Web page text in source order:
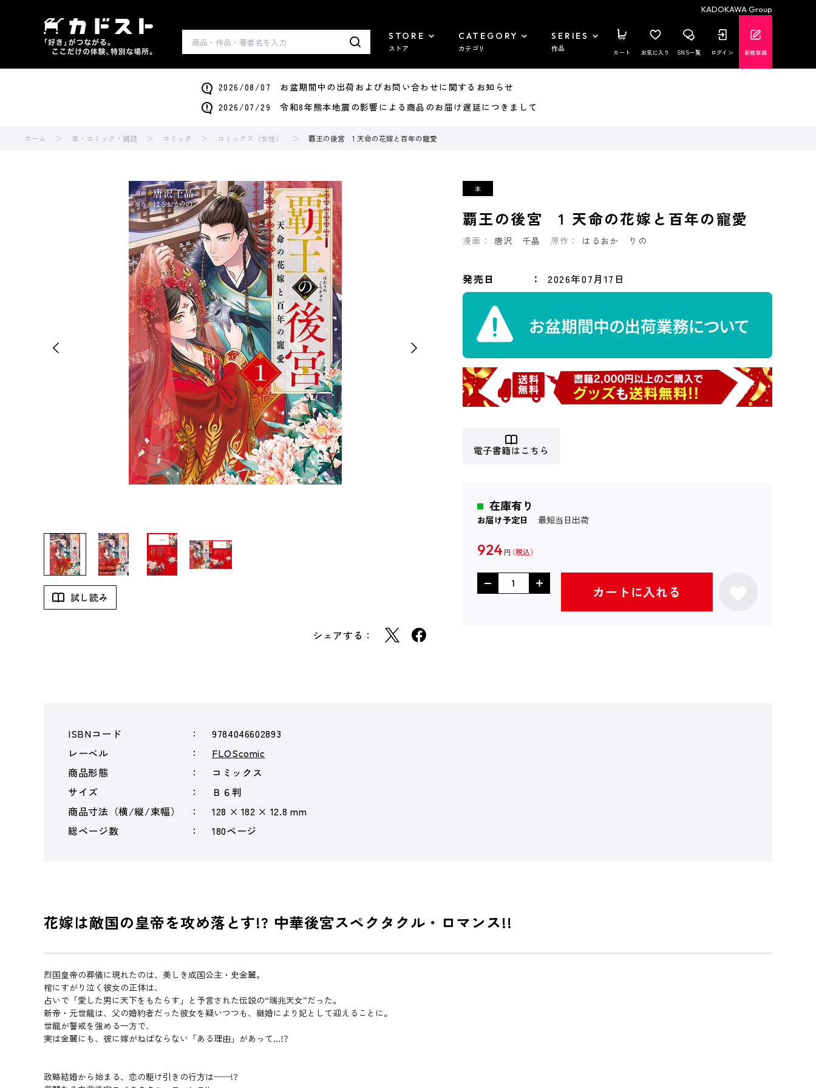
KADOKAWA Group
STORE
ストア
CATEGORY
カテゴリ
SERIES
作品 カート お気に入り SNS一覧 ログイン 新規登録
2026/08/07 お盆期間中の出荷およびお問い合わせに関するお知らせ
2026/07/29 令和8年熊本地震の影響による商品のお届け遅延につきまして
ホーム 本・コミック・雑誌 コミック コミックス（女性） 覇王の後宮 1 天命の花嫁と百年の寵愛
試し読み
シェアする：
覇王の後宮 1 天命の花嫁と百年の寵愛
漫画： 唐沢 千晶 原作： はるおか りの
発売日 2026年07月17日
電子書籍はこちら
在庫有り
お届け予定日 最短当日出荷
924 円
カートに入れる
ISBNコード
9784046602893
レーベル
FLOScomic
商品形態
コミックス
サイズ
Ｂ６判
商品寸法（横/縦/束幅）
128 × 182 × 12.8 mm
総ページ数
180ページ
花嫁は敵国の皇帝を攻め落とす!? 中華後宮スペクタクル・ロマンス!!
烈国皇帝の葬儀に現れたのは、美しき成国公主・史金麗。
棺にすがり泣く彼女の正体は、
占いで「愛した男に天下をもたらす」と予言された伝説の“瑞兆天女”だった。
新帝・元世龍は、父の婚約者だった彼女を疑いつつも、継婚により妃として迎えることに。
世龍が警戒を強める一方で、
実は金麗にも、彼に嫁がねばならない「ある理由」があって…!?
政略結婚から始まる、恋の駆け引きの行方は──!?